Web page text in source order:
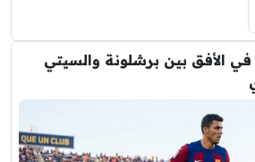
الأفق بين برشلونة والسيتي